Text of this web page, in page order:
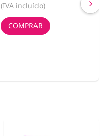
(IVA incluído)
COMPRAR